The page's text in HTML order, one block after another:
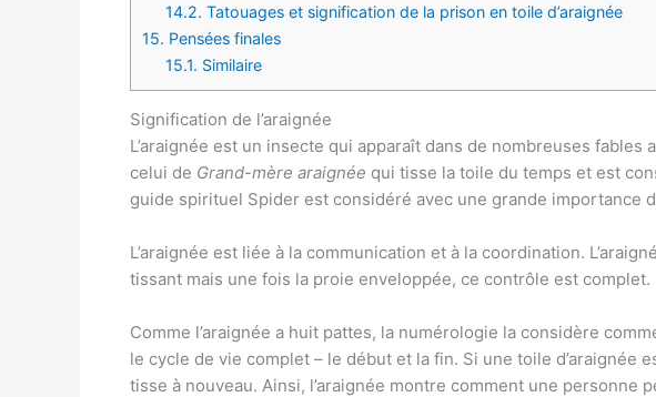
14.2. Tatouages ​​​​et signification de la prison en toile d’araignée
15. Pensées finales
15.1. Similaire
Signification de l’araignée
L’araignée est un insecte qui apparaît dans de nombreuses
celui de Grand-mère araignée qui tisse la toile du temps et est
guide spirituel Spider est considéré avec une grande importance
L’araignée est liée à la communication et à la coordination.
tissant mais une fois la proie enveloppée, ce contrôle est complet.
Comme l’araignée a huit pattes, la numérologie la considère
le cycle de vie complet – le début et la fin. Si une toile d’araignée
tisse à nouveau. Ainsi, l’araignée montre comment une personne